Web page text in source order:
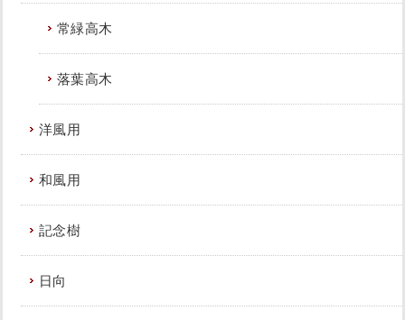
常緑高木
落葉高木
洋風用
和風用
記念樹
日向